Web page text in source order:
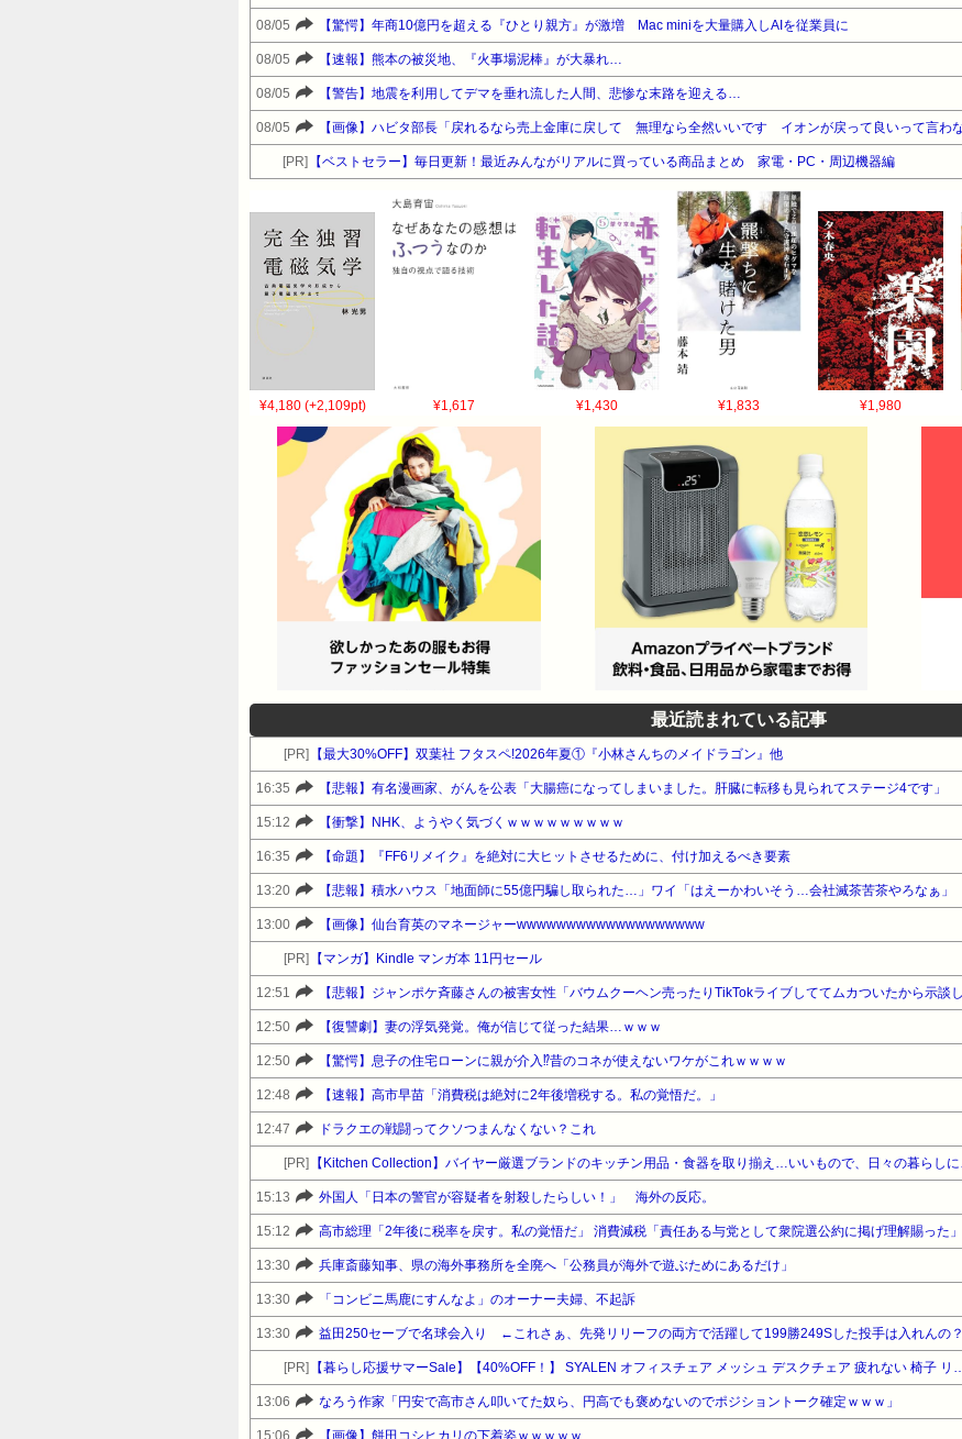
08/05 【驚愕】年商10億円を超える『ひとり親方』が激増 Mac miniを大量購入しAIを従業員に
08/05 【速報】熊本の被災地、『火事場泥棒』が大暴れ…
08/05 【警告】地震を利用してデマを垂れ流した人間、悲惨な末路を迎える…
08/05 【画像】ハビタ部長「戻れるなら売上金庫に戻して 無理なら全然いいです イオンが戻って良いって言わ
[PR] 【ベストセラー】毎日更新！最近みんながリアルに買っている商品まとめ 家電・PC・周辺機器編
¥4,180 (+2,109pt) ¥1,617 ¥1,430 ¥1,833 ¥1,980
最近読まれている記事
[PR] 【最大30%OFF】双葉社 フタスペ!2026年夏①『小林さんちのメイドラゴン』他
16:35 【悲報】有名漫画家、がんを公表「大腸癌になってしまいました。肝臓に転移も見られてステージ4です」
15:12 【衝撃】NHK、ようやく気づくｗｗｗｗｗｗｗｗｗ
16:35 【命題】『FF6リメイク』を絶対に大ヒットさせるために、付け加えるべき要素
13:20 【悲報】積水ハウス「地面師に55億円騙し取られた…」ワイ「はえーかわいそう…会社滅茶苦茶やろなぁ」
13:00 【画像】仙台育英のマネージャーwwwwwwwwwwwwwwwwwww
[PR] 【マンガ】Kindle マンガ本 11円セール
12:51
12:50 【復讐劇】妻の浮気発覚。俺が信じて従った結果…ｗｗｗ
12:50 【驚愕】息子の住宅ローンに親が介入⁉昔のコネが使えないワケがこれｗｗｗｗ
12:48 【速報】高市早苗「消費税は絶対に2年後増税する。私の覚悟だ。」
12:47 ドラクエの戦闘ってクソつまんなくない？これ
[PR]
15:13 外国人「日本の警官が容疑者を射殺したらしい！」 海外の反応。
15:12 高市総理「2年後に税率を戻す。私の覚悟だ」 消費減税「責任ある与党として衆院選公約に掲げ理解賜った」
13:30 兵庫斎藤知事、県の海外事務所を全廃へ「公務員が海外で遊ぶためにあるだけ」
13:30 「コンビニ馬鹿にすんなよ」のオーナー夫婦、不起訴
13:30 益田250セーブで名球会入り ←これさぁ、先発リリーフの両方で活躍して199勝249Sした投手は入れんの？
[PR]
13:06 なろう作家「円安で高市さん叩いてた奴ら、円高でも褒めないのでポジショントーク確定ｗｗｗ」
15:06 【画像】餅田コシヒカリの下着姿ｗｗｗｗｗ